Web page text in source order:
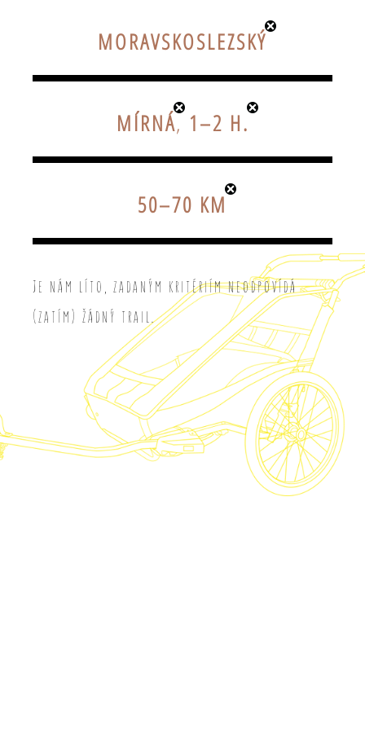
MORAVSKOSLEZSKÝ
MÍRNÁ, 1–2 H.
50–70 KM
Je nám líto, zadaným kritériím neodpovídá
(zatím) žádný trail.